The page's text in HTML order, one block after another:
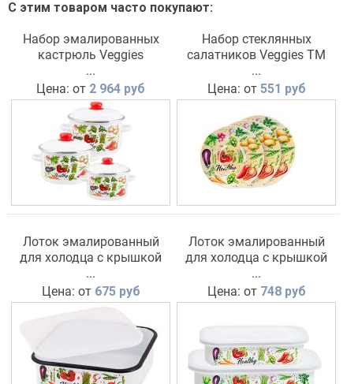
С этим товаром часто покупают:
Набор эмалированных
кастрюль Veggies
...
Цена: от 2 964 руб
Набор стеклянных
салатников Veggies ТМ
Appetite
...
Цена: от 551 руб
Лоток эмалированный
для холодца с крышкой
квадратный Veggies
...
Цена: от 675 руб
Лоток эмалированный
для холодца с крышкой
Veggies
...
Цена: от 748 руб